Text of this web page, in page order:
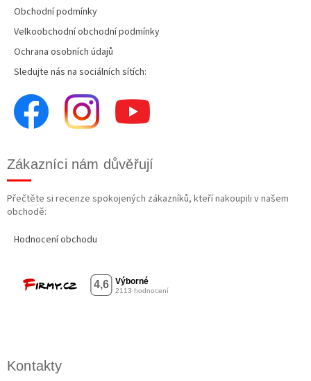
Obchodní podmínky
Velkoobchodní obchodní podmínky
Ochrana osobních údajů
Sledujte nás na sociálních sítích:
Zákazníci nám důvěřují
Přečtěte si recenze spokojených zákazníků, kteří nakoupili v našem
obchodě:
Hodnocení obchodu
Kontakty